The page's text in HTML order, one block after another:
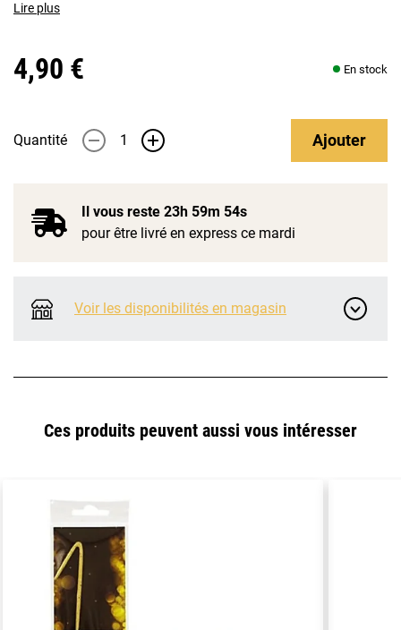
Lire plus
4,90 € En stock
Quantité - + Ajouter
Il vous reste 23h 59m 54s
pour être livré en express ce mardi
Voir les disponibilités en magasin
Ces produits peuvent aussi vous intéresser